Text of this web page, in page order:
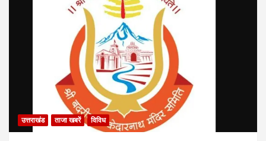
उत्तराखंड ताजा खबरें विविध